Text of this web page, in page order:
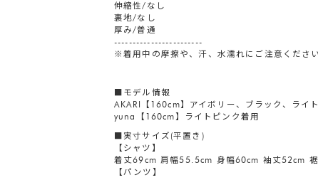
伸縮性/なし
裏地/なし
厚み/普通
------------------------
※着用中の摩擦や、汗、水濡れにご注意くださ
■モデル情報
AKARI【160cm】アイボリー、ブラック、ライ
yuna【160cm】ライトピンク着用
■実寸サイズ(平置き)
【シャツ】
着丈69cm 肩幅55.5cm 身幅60cm 袖丈52cm
【パンツ】